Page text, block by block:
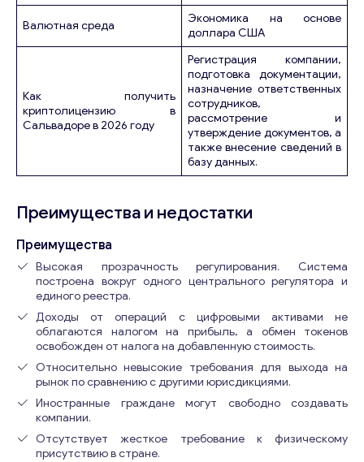
Валютная среда
Экономика на основе
доллара США
Как получить
криптолицензию в
Сальвадоре в 2026 году
Регистрация компании,
подготовка документации,
назначение ответственных
сотрудников,
рассмотрение и
утверждение документов, а
также внесение сведений в
базу данных.
Преимущества и недостатки
Преимущества
Высокая прозрачность регулирования. Система
построена вокруг одного центрального регулятора и
единого реестра.
Доходы от операций с цифровыми активами не
облагаются налогом на прибыль, а обмен токенов
освобожден от налога на добавленную стоимость.
Относительно невысокие требования для выхода на
рынок по сравнению с другими юрисдикциями.
Иностранные граждане могут свободно создавать
компании.
Отсутствует жесткое требование к физическому
присутствию в стране.